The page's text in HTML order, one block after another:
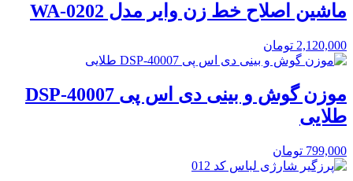
ماشین اصلاح خط زن وایر مدل WA-0202
2,120,000 تومان
موزن گوش و بینی دی اس پی DSP-40007
طلایی
799,000 تومان